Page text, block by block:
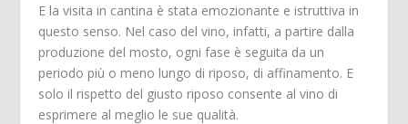
E la visita in cantina è stata emozionante e istruttiva in
questo senso. Nel caso del vino, infatti, a partire dalla
produzione del mosto, ogni fase è seguita da un
periodo più o meno lungo di riposo, di affinamento. E
solo il rispetto del giusto riposo consente al vino di
esprimere al meglio le sue qualità.